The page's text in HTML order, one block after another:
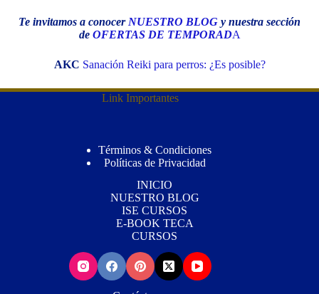
Te invitamos a conocer NUESTRO BLOG y nuestra sección
de OFERTAS DE TEMPORADA
AKC Sanación Reiki para perros: ¿Es posible?
Link Importantes
Términos & Condiciones
Políticas de Privacidad
INICIO
NUESTRO BLOG
ISE CURSOS
E-BOOK TECA
CURSOS